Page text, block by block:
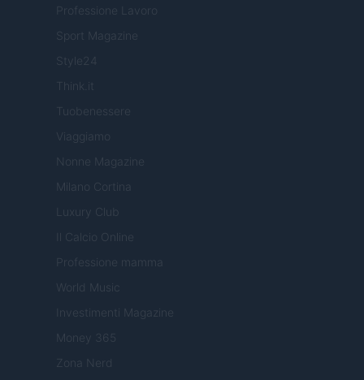
Professione Lavoro
Sport Magazine
Style24
Think.it
Tuobenessere
Viaggiamo
Nonne Magazine
Milano Cortina
Luxury Club
Il Calcio Online
Professione mamma
World Music
Investimenti Magazine
Money 365
Zona Nerd